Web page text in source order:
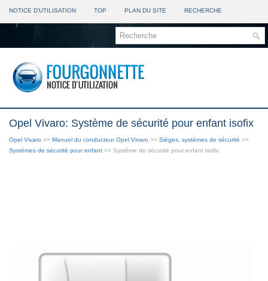
NOTICE D'UTILISATION TOP PLAN DU SITE RECHERCHE
Opel Vivaro: Système de sécurité pour enfant isofix
Opel Vivaro >> Manuel du conducteur Opel Vivaro >> Sièges, systèmes de sécurité >>
Systèmes de sécurité pour enfant >> Système de sécurité pour enfant isofix